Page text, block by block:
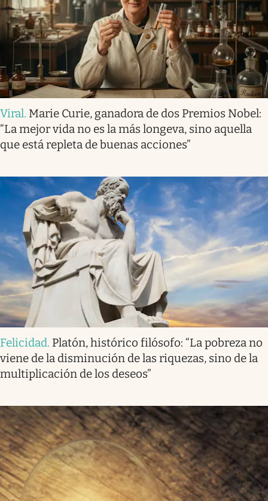
Viral. Marie Curie, ganadora de dos Premios Nobel:
“La mejor vida no es la más longeva, sino aquella
que está repleta de buenas acciones”
Felicidad. Platón, histórico filósofo: “La pobreza no
viene de la disminución de las riquezas, sino de la
multiplicación de los deseos”